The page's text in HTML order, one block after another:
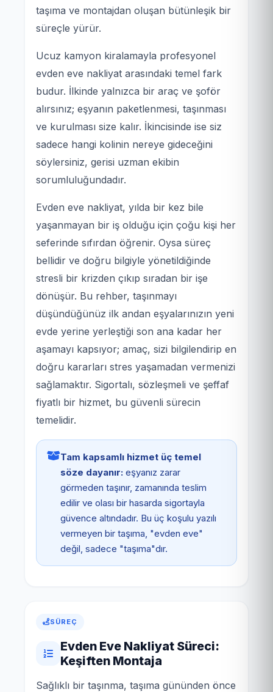
taşıma ve montajdan oluşan bütünleşik bir
süreçle yürür.
Ucuz kamyon kiralamayla profesyonel
evden eve nakliyat arasındaki temel fark
budur. İlkinde yalnızca bir araç ve şoför
alırsınız; eşyanın paketlenmesi, taşınması
ve kurulması size kalır. İkincisinde ise siz
sadece hangi kolinin nereye gideceğini
söylersiniz, gerisi uzman ekibin
sorumluluğundadır.
Evden eve nakliyat, yılda bir kez bile
yaşanmayan bir iş olduğu için çoğu kişi her
seferinde sıfırdan öğrenir. Oysa süreç
bellidir ve doğru bilgiyle yönetildiğinde
stresli bir krizden çıkıp sıradan bir işe
dönüşür. Bu rehber, taşınmayı
düşündüğünüz ilk andan eşyalarınızın yeni
evde yerine yerleştiği son ana kadar her
aşamayı kapsıyor; amaç, sizi bilgilendirip en
doğru kararları stres yaşamadan vermenizi
sağlamaktır. Sigortalı, sözleşmeli ve şeffaf
fiyatlı bir hizmet, bu güvenli sürecin
temelidir.
Tam kapsamlı hizmet üç temel
söze dayanır: eşyanız zarar
görmeden taşınır, zamanında teslim
edilir ve olası bir hasarda sigortayla
güvence altındadır. Bu üç koşulu yazılı
vermeyen bir taşıma, "evden eve"
değil, sadece "taşıma"dır.
SÜREÇ
Evden Eve Nakliyat Süreci:
Keşiften Montaja
Sağlıklı bir taşınma, taşıma gününden önce